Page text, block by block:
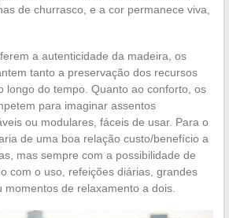
de churrasco, e a cor permanece viva,
a autenticidade da madeira, os
tanto a preservação dos recursos
longo do tempo. Quanto ao conforto, os
para imaginar assentos
ou modulares, fáceis de usar. Para o
de uma boa relação custo/benefício a
mas sempre com a possibilidade de
com o uso, refeições diárias, grandes
momentos de relaxamento a dois.